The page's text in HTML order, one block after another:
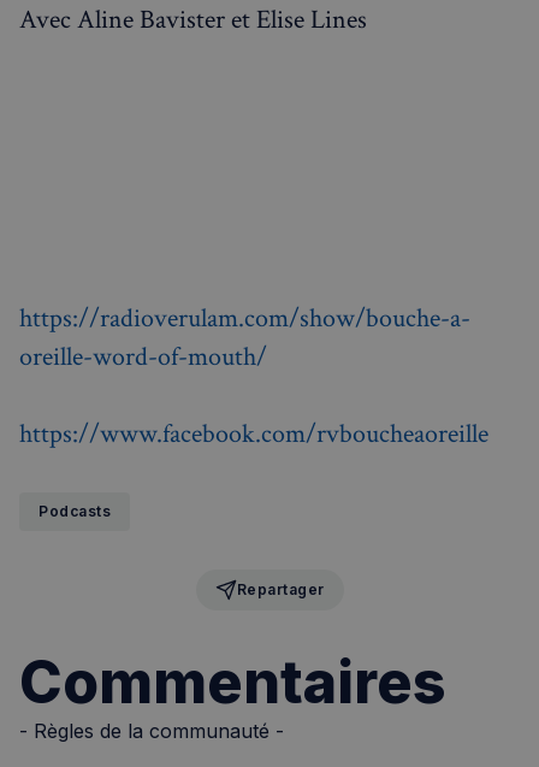
Avec Aline Bavister et Elise Lines
https://radioverulam.com/show/bouche-a-
oreille-word-of-mouth/
https://www.facebook.com/rvboucheaoreille
Podcasts
Repartager
Commentaires
- Règles de la communauté -